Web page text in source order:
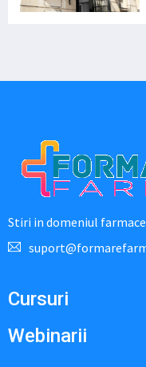
Stiri in domeniul
Cursuri
Webinarii